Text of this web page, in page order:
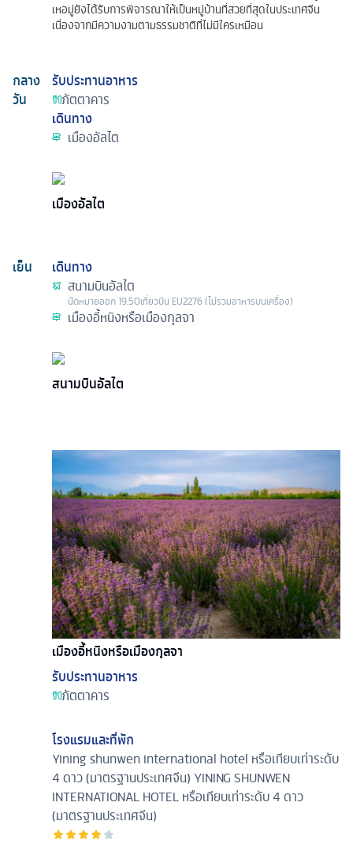
เหอมู่ยังได้รับการพิจารณาให้เป็นหมู่บ้านที่สวยที่สุดในประเทศจีน
เนื่องจากมีความงามตามธรรมชาติที่ไม่มีใครเหมือน
กลาง
วัน
รับประทานอาหาร
ภัตตาคาร
เดินทาง
เมืองอัลไต
เมืองอัลไต
เย็น
เดินทาง
สนามบินอัลไต
นัดหมายออก19.50เที่ยวบิน EU2276 (ไม่รวมอาหารบนเครื่อง)
เมืองอี้หนิงหรือเมืองกุลจา
สนามบินอัลไต
เมืองอี้หนิงหรือเมืองกุลจา
รับประทานอาหาร
ภัตตาคาร
โรงแรมและที่พัก
Yining shunwen international hotel หรือเทียบเท่าระดับ
4 ดาว (มาตรฐานประเทศจีน) YINING SHUNWEN
INTERNATIONAL HOTEL หรือเทียบเท่าระดับ 4 ดาว
(มาตรฐานประเทศจีน)